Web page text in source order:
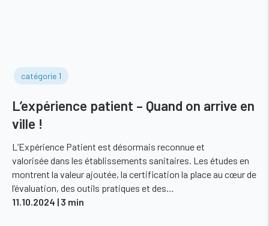
catégorie 1
L’expérience patient – Quand on arrive en
ville !
L’Expérience Patient est désormais reconnue et
valorisée dans les établissements sanitaires. Les études en
montrent la valeur ajoutée, la certification la place au cœur de
l’évaluation, des outils pratiques et des…
11.10.2024 | 3 min